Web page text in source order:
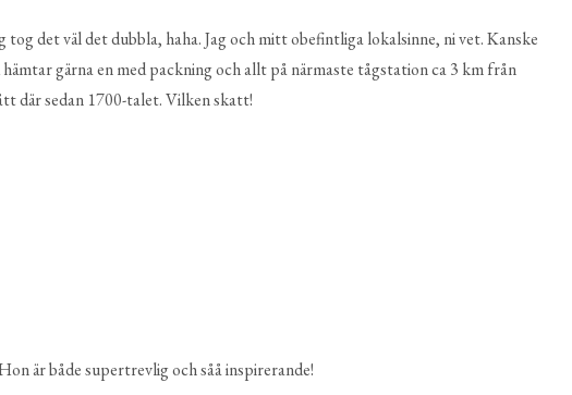
det väl det dubbla, haha. Jag och mitt obefintliga lokalsinne, ni vet. Kanske
gärna en med packning och allt på närmaste tågstation ca 3 km från
där sedan 1700-talet. Vilken skatt!
är både supertrevlig och såå inspirerande!